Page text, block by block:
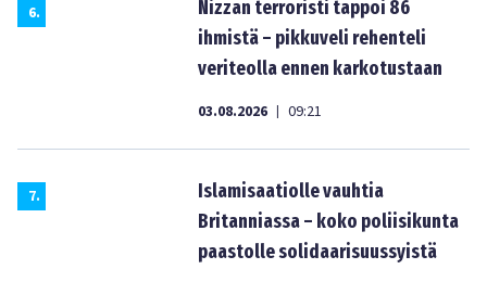
6.
Nizzan terroristi tappoi 86
ihmistä – pikkuveli rehenteli
veriteolla ennen karkotustaan
03.08.2026 | 09:21
7.
Islamisaatiolle vauhtia
Britanniassa – koko poliisikunta
paastolle solidaarisuussyistä